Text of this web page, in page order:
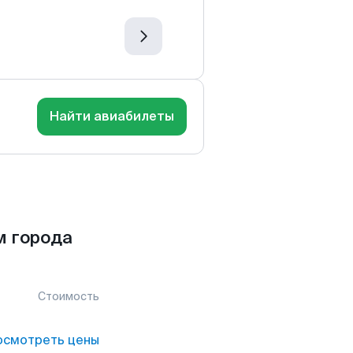
Найти авиабилеты
города
Стоимость
цены